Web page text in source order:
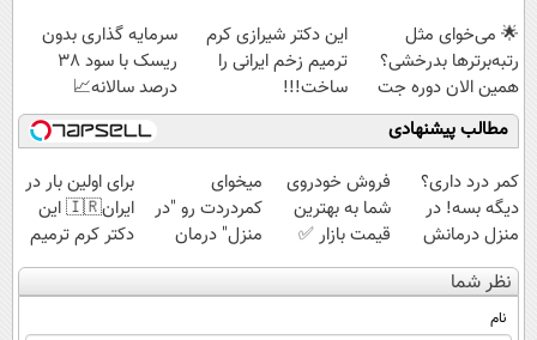
🌟 می‌خوای مثل
رتبه‌برترها بدرخشی؟
همین الان دوره جت
ماز رو شروع ک
این دکتر شیرازی کرم
ترمیم زخم ایرانی را
ساخت!!!
سرمایه گذاری بدون
ریسک با سود 38
درصد سالانه📈
مطالب پیشنهادی
کمر درد داری؟
دیگه بسه! در
منزل درمانش
کن
(◀پرسش‌نامه)
فروش خودروی
شما به بهترین
قیمت بازار ✅
میخوای
کمردردت رو "در
منزل" درمان
کنی؟ (◂فیلم +
◂پرسش‌نامه)
برای اولین بار در
ایران🇮🇷 این
دکتر کرم ترمیم
کننده 23 روزه
ساخت!
نظر شما
نام